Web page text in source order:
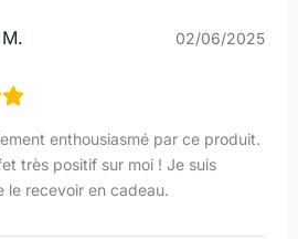
02/06/2025
enthousiasmé par ce produit.
très positif sur moi ! Je suis
le recevoir en cadeau.